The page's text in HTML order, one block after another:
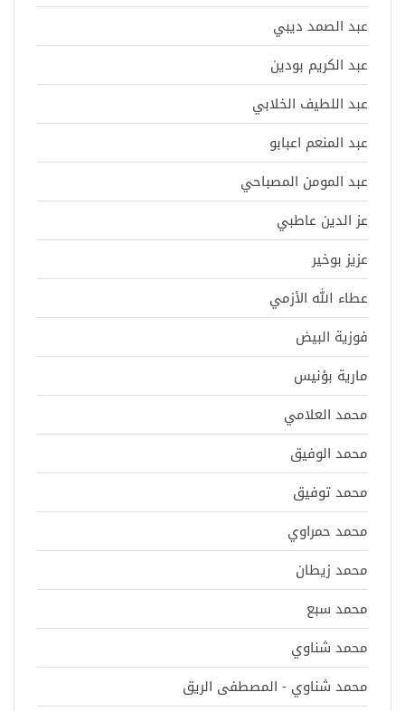
عبد الصمد ديبي
عبد الكريم بودين
عبد اللطيف الخلابي
عبد المنعم اعبابو
عبد المومن المصباحي
عز الدين عاطبي
عزيز بوخير
عطاء الله الأزمي
فوزية البيض
مارية بؤنيس
محمد العلامي
محمد الوفيق
محمد توفيق
محمد حمراوي
محمد زيطان
محمد سبع
محمد شناوي
محمد شناوي - المصطفى الريق